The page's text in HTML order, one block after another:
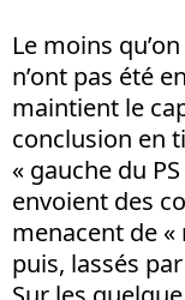
Le moins
n’ont pas été
maintient le
conclusion en
« gauche du
envoient des
menacent de «
puis, lassés